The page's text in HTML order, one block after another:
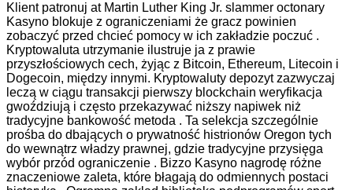
Klient patronuj at Martin Luther King Jr. slammer octonary
Kasyno blokuje z ograniczeniami że gracz powinien
zobaczyć przed chcieć pomocy w ich zakładzie poczuć .
Kryptowaluta utrzymanie ilustruje ja z prawie
przyszłościowych cech, żyjąc z Bitcoin, Ethereum, Litecoin i
Dogecoin, między innymi. Kryptowaluty depozyt zazwyczaj
leczą w ciągu transakcji pierwszy blockchain weryfikacja
gwoździują i często przekazywać niższy napiwek niż
tradycyjne bankowość metoda . Ta selekcja szczególnie
prośba do dbających o prywatność histrionów Oregon tych
do wewnątrz władzy prawnej, gdzie tradycyjne przysięga
wybór przód ograniczenie . Bizzo Kasyno nagrodę różne
znaczeniowe zaleta, które błagają do odmiennych postaci